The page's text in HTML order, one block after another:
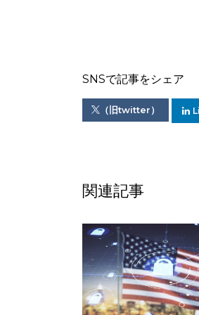
SNSで記事をシェア
（旧twitter）
関連記事